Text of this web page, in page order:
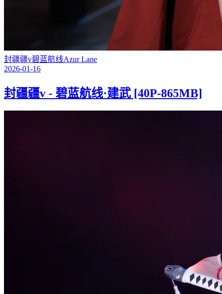
封疆疆v碧蓝航线Azur Lane
2026-01-16
封疆疆v - 碧蓝航线·建武 [40P-865MB]